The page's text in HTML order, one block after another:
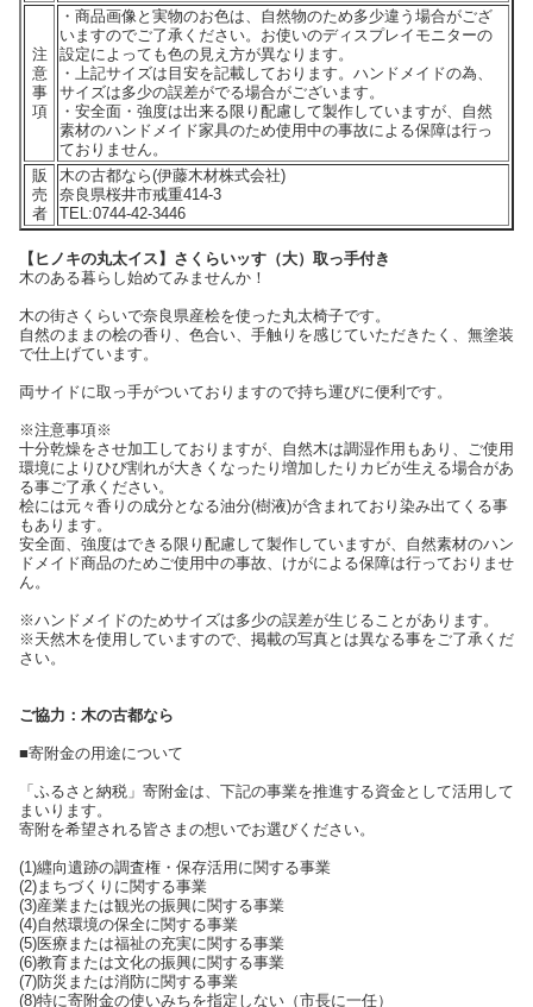
注
意
事
項
・商品画像と実物のお色は、自然物のため多少違う場合がござ
いますのでご了承ください。お使いのディスプレイモニターの
設定によっても色の見え方が異なります。
・上記サイズは目安を記載しております。ハンドメイドの為、
サイズは多少の誤差がでる場合がございます。
・安全面・強度は出来る限り配慮して製作していますが、自然
素材のハンドメイド家具のため使用中の事故による保障は行っ
ておりません。
販
売
者
木の古都なら(伊藤木材株式会社)
奈良県桜井市戒重414-3
TEL:0744-42-3446
【ヒノキの丸太イス】さくらいッす（大）取っ手付き
木のある暮らし始めてみませんか！
木の街さくらいで奈良県産桧を使った丸太椅子です。
自然のままの桧の香り、色合い、手触りを感じていただきたく、無塗装
で仕上げています。
両サイドに取っ手がついておりますので持ち運びに便利です。
※注意事項※
十分乾燥をさせ加工しておりますが、自然木は調湿作用もあり、ご使用
環境によりひび割れが大きくなったり増加したりカビが生える場合があ
る事ご了承ください。
桧には元々香りの成分となる油分(樹液)が含まれており染み出てくる事
もあります。
安全面、強度はできる限り配慮して製作していますが、自然素材のハン
ドメイド商品のためご使用中の事故、けがによる保障は行っておりませ
ん。
※ハンドメイドのためサイズは多少の誤差が生じることがあります。
※天然木を使用していますので、掲載の写真とは異なる事をご了承くだ
さい。
ご協力：木の古都なら
■寄附金の用途について
「ふるさと納税」寄附金は、下記の事業を推進する資金として活用して
まいります。
寄附を希望される皆さまの想いでお選びください。
(1)纒向遺跡の調査権・保存活用に関する事業
(2)まちづくりに関する事業
(3)産業または観光の振興に関する事業
(4)自然環境の保全に関する事業
(5)医療または福祉の充実に関する事業
(6)教育または文化の振興に関する事業
(7)防災または消防に関する事業
(8)特に寄附金の使いみちを指定しない（市長に一任）